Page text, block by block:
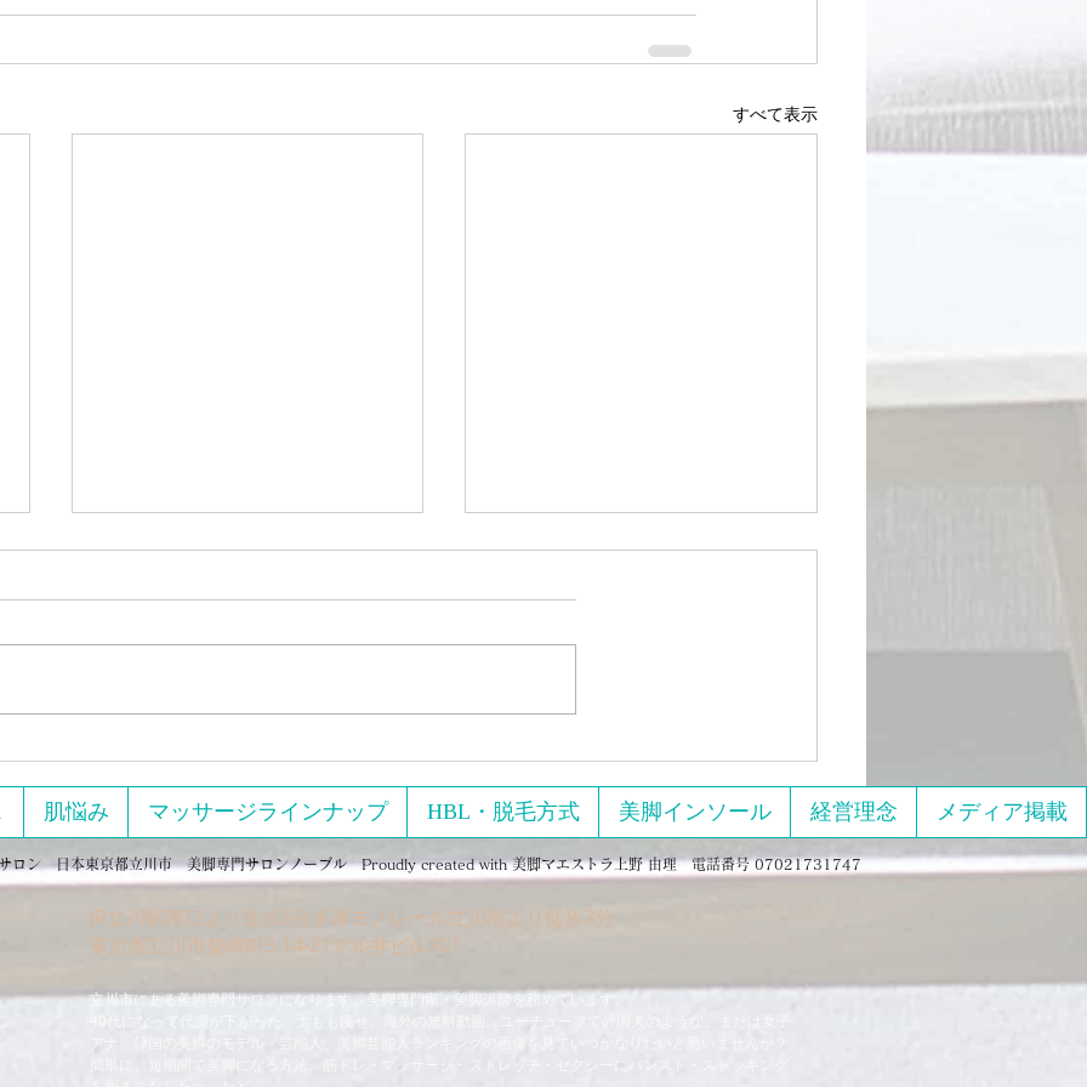
すべて表示
ジに頼らず100円で解決100円
ショップのあるものを使って
セルライト潰しが出来ます。
2月11日、13日開催美脚のた
い…」 「いろんなダイエットを
て、でもちゃんと痩せたい！」
そんな声に応えて、オンライン単
発講座 『美脚のためにエクササ
イズとマッサージをしまくる』
タイトル通り、とにかく体を動か
ていく90分。 パジャマでも、
肌悩み マッサージラインナップ HBL・脱毛方式 美脚インソール 経営理念 メディア掲載
サロン 日本東京都立川市 美脚専門サロンノーブル Proudly created with美脚マエストラ上野 由理 電話番号 07021731747
JR立川駅南口より徒歩5分多摩モノレール立川南より徒歩3分
​東京都立川市柴崎町3-14-21マル井ビル301
立川市にある美脚専門サロンになります。美脚専門家・美脚講師を務めています。
40代になって代謝が下がった。太もも痩せ、海外の無料動画、ユーチューブで外国人のような、または女子
アナ、韓国の美脚のモデル・芸能人、美脚芸能人ランキングの画像を見ていつかなりたいと思いませんか？
簡単に、短期間で美脚になる方法、筋トレ・マッサージ・ストレッチ・セクシーにパンスト・ストッキング